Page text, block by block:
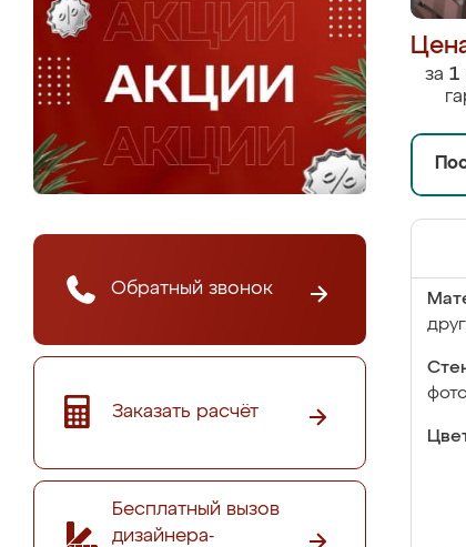
Обратный звонок
Заказать расчёт
Бесплатный вызов
дизайнера-
за 1